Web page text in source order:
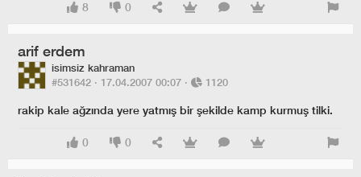
8 0
arif erdem
isimsiz kahraman
#531642 · 17.04.2007 00:07 · 1120
rakip kale ağzında yere yatmış bir şekilde kamp kurmuş tilki.
0 0